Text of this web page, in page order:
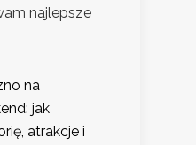
najlepsze
na
jak
atrakcje i